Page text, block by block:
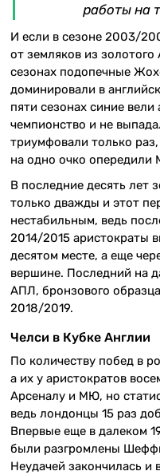
работы на
И если в сезоне 2003/
от земляков из
сезонах подопечные
доминировали в
пяти сезонах синие
чемпионство и не
триумфовали только
на одно очко опередили
В последние десять лет
только дважды и этот
нестабильным, ведь
2014/2015 аристократы
десятом месте, а еще
вершине. Последний на
АПЛ, бронзового
2018/2019.
Челси в Кубке Англии
По количеству побед в
а их у аристократов
Арсеналу и МЮ, но
ведь лондонцы 15 раз
Впервые еще в далеком
были разгромлены
Неудачей закончилась и